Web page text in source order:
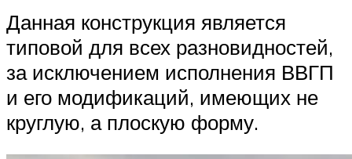
Данная конструкция является
типовой для всех разновидностей,
за исключением исполнения ВВГП
и его модификаций, имеющих не
круглую, а плоскую форму.